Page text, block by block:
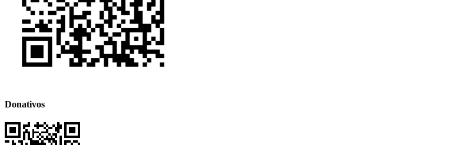
Donativos